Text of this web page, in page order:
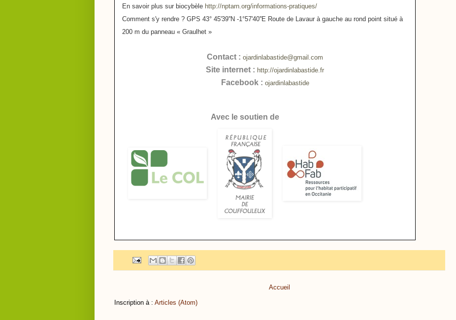
En savoir plus sur biocybèle http://nptarn.org/informations-pratiques/
Comment s'y rendre ? GPS 43° 45'39''N -1°57'40''E Route de Lavaur à gauche au rond point situé à
200 m du panneau « Graulhet »
Contact : ojardinlabastide@gmail.com
Site internet : http://ojardinlabastide.fr
Facebook : ojardinlabastide
Avec le soutien de
Accueil
Inscription à : Articles (Atom)